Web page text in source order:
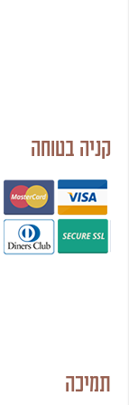
קניה בטוחה
תמיכה